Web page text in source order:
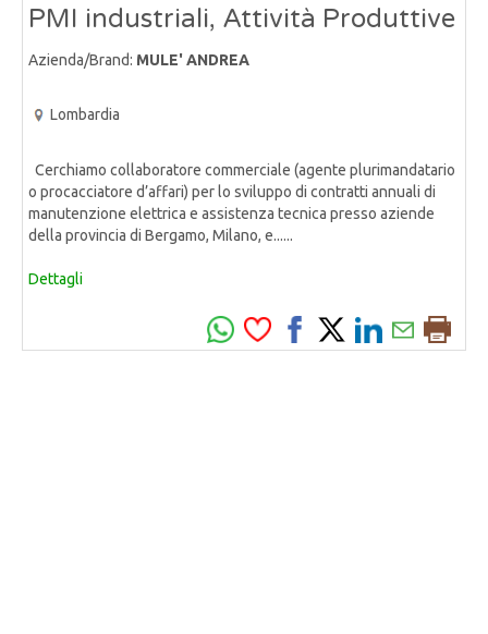
PMI industriali, Attività Produttive
Azienda/Brand: MULE' ANDREA
Lombardia
Cerchiamo collaboratore commerciale (agente plurimandatario
o procacciatore d’affari) per lo sviluppo di contratti annuali di
manutenzione elettrica e assistenza tecnica presso aziende
della provincia di Bergamo, Milano, e......
Dettagli